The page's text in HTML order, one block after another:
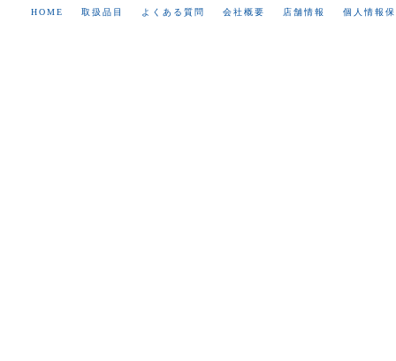
HOME 取扱品目 よくある質問 会社概要 店舗情報 個人情報